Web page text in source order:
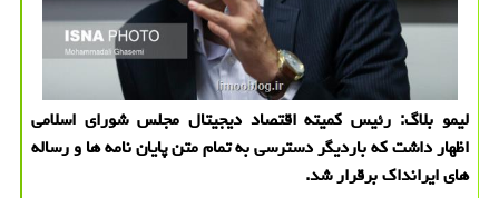
لیمو بلاگ: رئیس کمیته اقتصاد دیجیتال مجلس شورای اسلامی
اظهار داشت که باردیگر دسترسی به تمام متن پایان نامه ها و رساله
های ایرانداک برقرار شد.